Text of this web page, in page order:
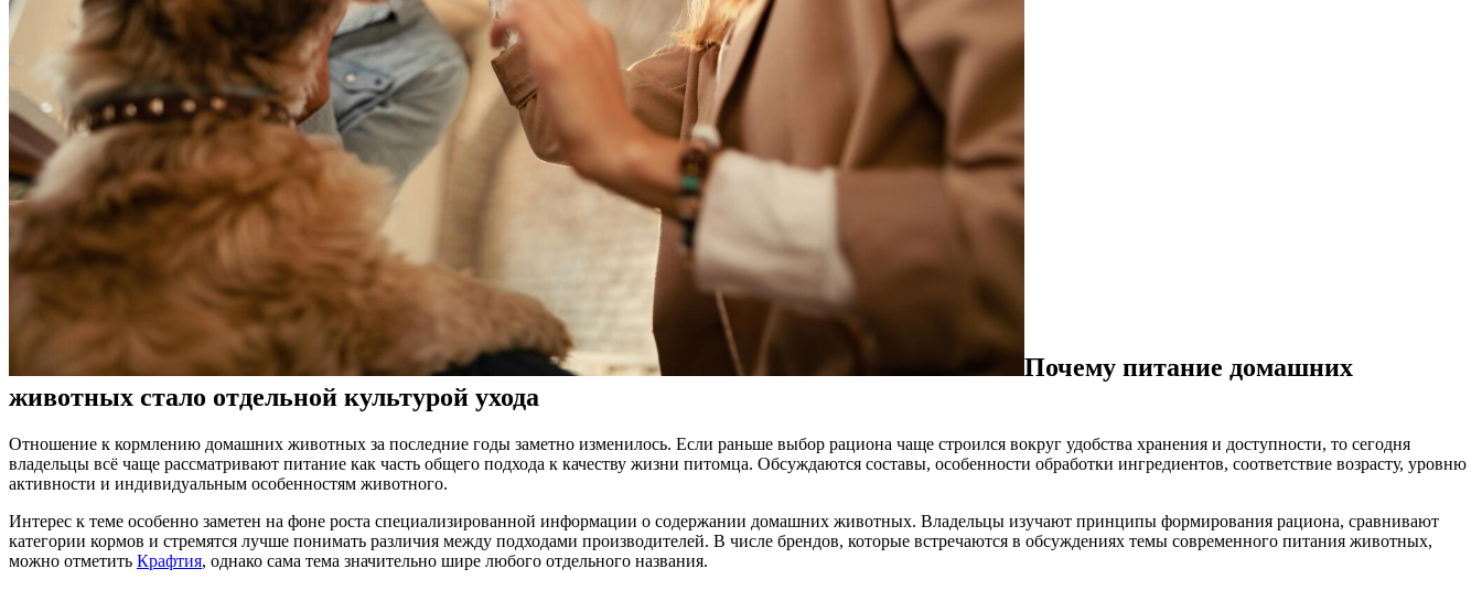
Почему питание домашних
животных стало отдельной культурой ухода
Отношение к кормлению домашних животных за последние годы заметно изменилось. Если раньше выбор рациона чаще строился вокруг удобства хранения и доступности, то сегодня
владельцы всё чаще рассматривают питание как часть общего подхода к качеству жизни питомца. Обсуждаются составы, особенности обработки ингредиентов, соответствие возрасту, уровню
активности и индивидуальным особенностям животного.
Интерес к теме особенно заметен на фоне роста специализированной информации о содержании домашних животных. Владельцы изучают принципы формирования рациона, сравнивают
категории кормов и стремятся лучше понимать различия между подходами производителей. В числе брендов, которые встречаются в обсуждениях темы современного питания животных,
можно отметить Крафтия, однако сама тема значительно шире любого отдельного названия.